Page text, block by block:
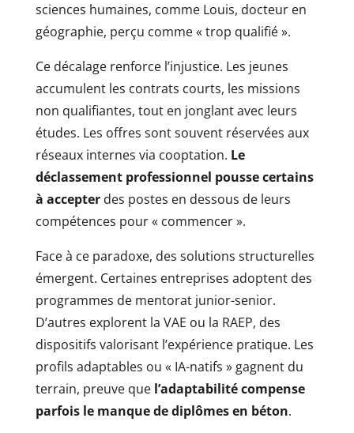
sciences humaines, comme Louis, docteur en
géographie, perçu comme « trop qualifié ».
Ce décalage renforce l’injustice. Les jeunes
accumulent les contrats courts, les missions
non qualifiantes, tout en jonglant avec leurs
études. Les offres sont souvent réservées aux
réseaux internes via cooptation. Le
déclassement professionnel pousse certains
à accepterdes postes en dessous de leurs
compétences pour « commencer ».
Face à ce paradoxe, des solutions structurelles
émergent. Certaines entreprises adoptent des
programmes de mentorat junior-senior.
D’autres explorent la VAE ou la RAEP, des
dispositifs valorisant l’expérience pratique. Les
profils adaptables ou « IA-natifs » gagnent du
terrain, preuve que l’adaptabilité compense
parfois le manque de diplômes en béton.